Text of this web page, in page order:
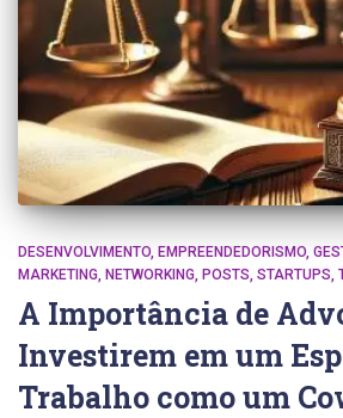
DESENVOLVIMENTO EMPREENDEDORISMO
MARKETING NETWORKING POSTS STARTUPS
A Importância de
Investirem em um
Trabalho como um